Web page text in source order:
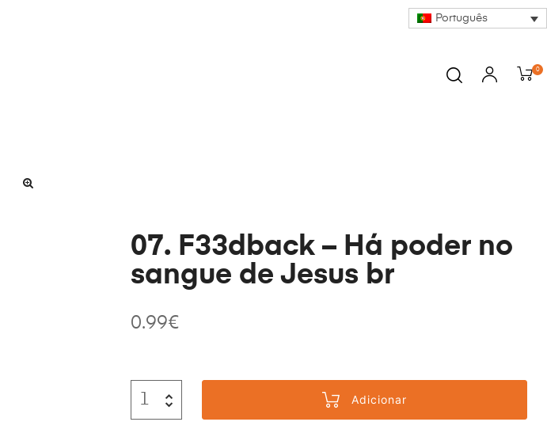
Português
0
07. F33dback – Há poder no
sangue de Jesus br
0.99€
Adicionar